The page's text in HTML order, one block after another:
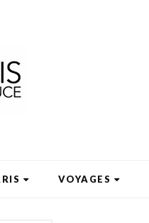
VOYAGES